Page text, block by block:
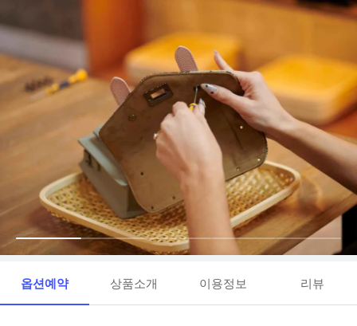
옵션예약 상품소개 이용정보 리뷰